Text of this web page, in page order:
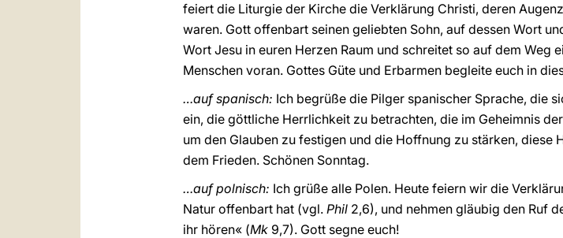
feiert die Liturgie der Kirche die Verklärung Christi, deren
waren. Gott offenbart seinen geliebten Sohn, auf dessen Wort
Wort Jesu in euren Herzen Raum und schreitet so auf dem Weg
Menschen voran. Gottes Güte und Erbarmen begleite euch in
…auf spanisch: Ich begrüße die Pilger spanischer Sprache, die
ein, die göttliche Herrlichkeit zu betrachten, die im Geheimnis
um den Glauben zu festigen und die Hoffnung zu stärken,
dem Frieden. Schönen Sonntag.
…auf polnisch: Ich grüße alle Polen. Heute feiern wir die
Natur offenbart hat (vgl. Phil 2,6), und nehmen gläubig den Ruf
ihr hören« (Mk 9,7). Gott segne euch!